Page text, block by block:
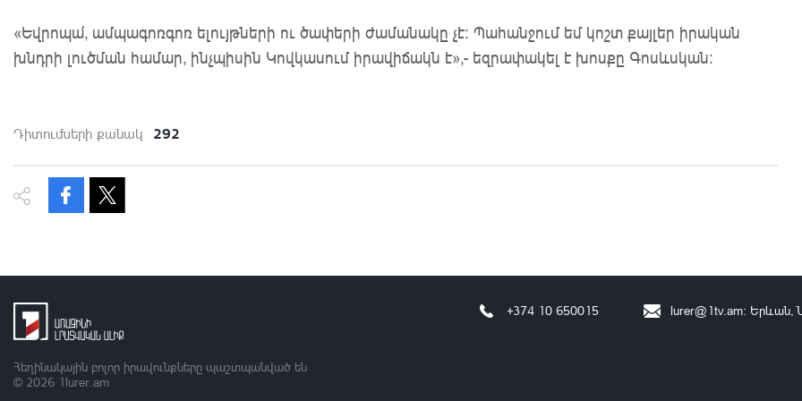
«Եվրոպա՛, ամպագոռգոռ ելույթների ու ծափերի ժամանակը չէ։ Պահանջում եմ կոշտ քայլեր իրական
խնդրի լուծման համար, ինչպիսին Կովկասում իրավիճակն է»,- եզրափակել է խոսքը Գոսևսկան։
Դիտումների քանակ 292
Հեղինակային բոլոր իրավունքները պաշտպանված են
© 2026 1lurer.am
lurer@1tv.am։ Երևան,
+374 10 650015